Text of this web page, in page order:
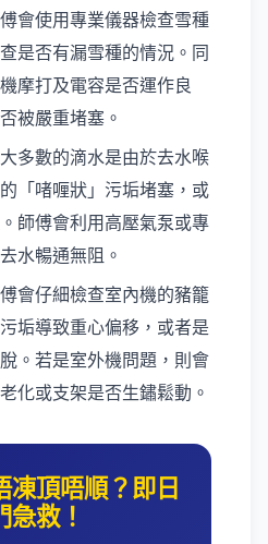
會使用專業儀器檢查雪種
是否有漏雪種的情況。同
摩打及電容是否運作良
被嚴重堵塞。
多數的滴水是由於去水喉
「啫喱狀」污垢堵塞，或
師傅會利用高壓氣泵或專
水暢通無阻。
會仔細檢查室內機的豬籠
垢導致重心偏移，或者是
。若是室外機問題，則會
化或支架是否生鏽鬆動。
凍頂唔順？即日
急救！